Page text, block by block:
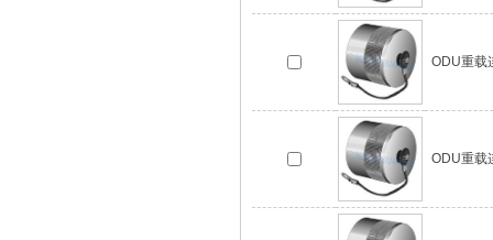
ODU重载
ODU重载